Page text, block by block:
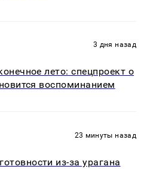
3 дня назад
лето: спецпроект о
воспоминанием
23 минуты назад
из-за урагана